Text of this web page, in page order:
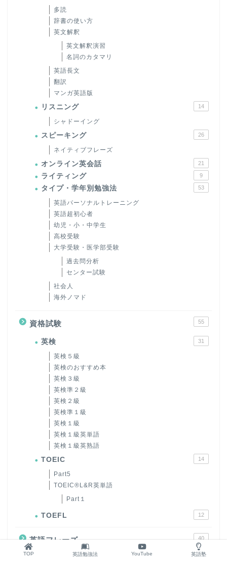
多読
辞書の使い方
英文解釈
英文解釈演習
名詞のカタマリ
英語長文
翻訳
マンガ英語版
リスニング 14
シャドーイング
スピーキング 26
ネイティブフレーズ
オンライン英会話 21
ライティング 9
タイプ・学年別勉強法 53
英語パーソナルトレーニング
英語超初心者
幼児・小・中学生
高校受験
大学受験・医学部受験
過去問分析
センター試験
社会人
海外ノマド
資格試験 55
英検 31
英検５級
英検のおすすめ本
英検３級
英検準２級
英検２級
英検準１級
英検１級
英検１級英単語
英検１級英熟語
TOEIC 14
Part5
TOEIC®L&R英単語
Part１
TOEFL 12
英語フレーズ 40
「恋愛」英語フレーズ 23
TOP 英語勉強法 YouTube 英語塾